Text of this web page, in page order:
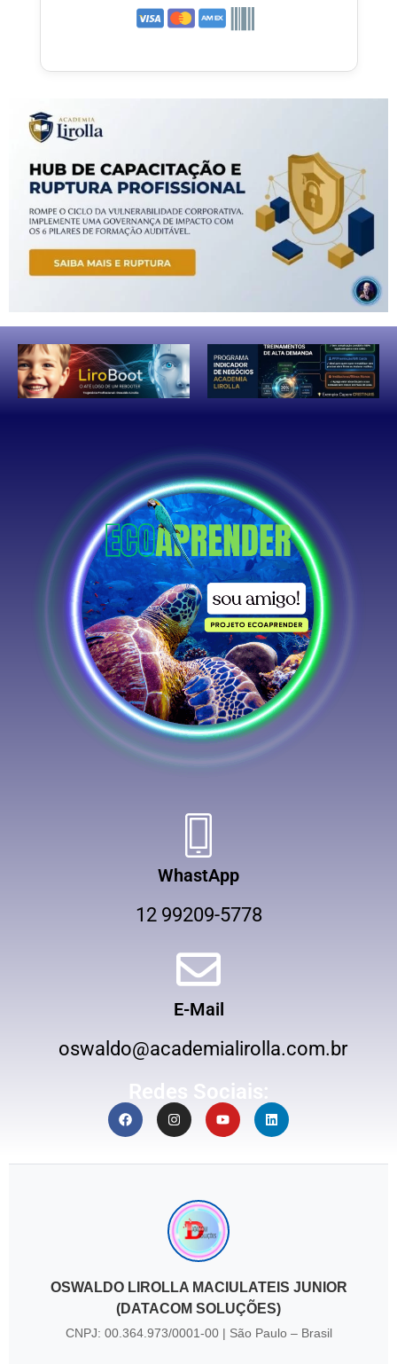
WhastApp
12 99209-5778
E-Mail
oswaldo@academialirolla.com.br
Redes Sociais:
OSWALDO LIROLLA MACIULATEIS JUNIOR
(DATACOM SOLUÇÕES)
CNPJ: 00.364.973/0001-00 | São Paulo – Brasil